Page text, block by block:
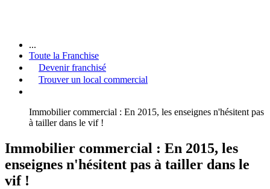
...
Toute la Franchise
Devenir franchisé
Trouver un local commercial
Immobilier commercial : En 2015, les enseignes n'hésitent pas
à tailler dans le vif !
Immobilier commercial : En 2015, les
enseignes n'hésitent pas à tailler dans le
vif !